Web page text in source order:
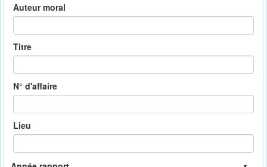
Auteur moral
Titre
N° d'affaire
Lieu